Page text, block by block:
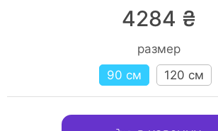
4284 ₴
размер
90 см
120 см